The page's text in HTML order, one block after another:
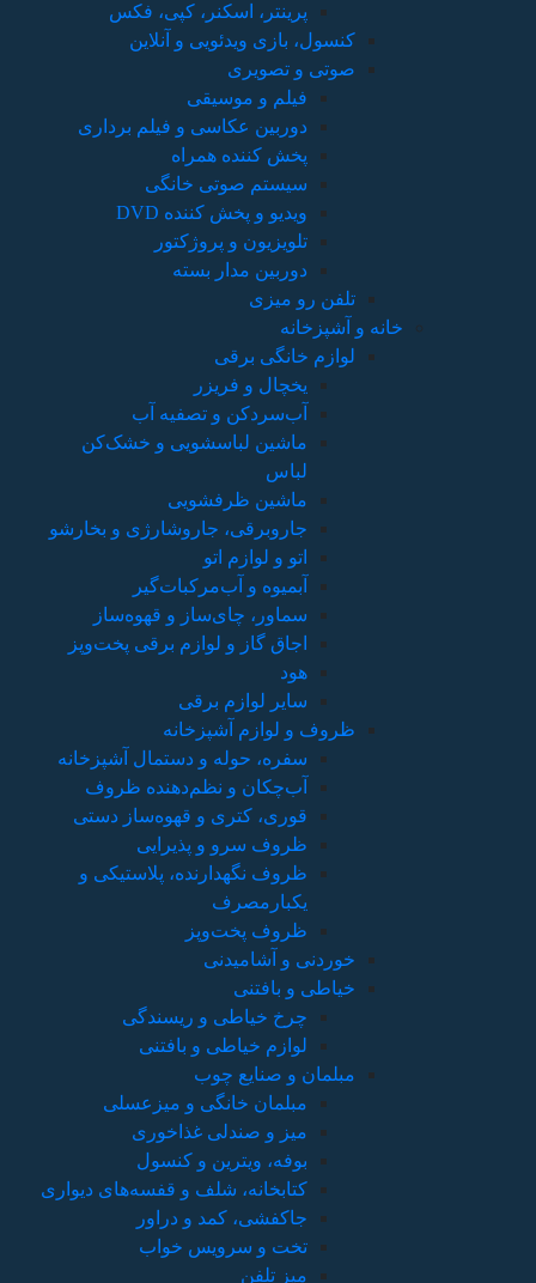
پرینتر، اسکنر، کپی، فکس
کنسول، بازی‌ ویدئویی و آنلاین
صوتی و تصویری
فیلم و موسیقی
دوربین عکاسی و فیلم برداری
پخش کننده همراه
سیستم صوتی خانگی
ویدیو و پخش کننده DVD
تلویزیون و پروژکتور
دوربین مدار بسته
تلفن رو میزی
خانه و آشپزخانه
لوازم خانگی برقی
یخچال و فریزر
آب‌سردکن و تصفیه آب
ماشین لباسشویی و خشک‌کن
لباس
ماشین ظرفشویی
جاروبرقی، جاروشارژی و بخارشو
اتو و لوازم اتو
آبمیوه و آب‌مرکبات‌گیر
سماور، چای‌ساز و قهوه‌ساز
اجاق گاز و لوازم برقی پخت‌وپز
هود
سایر لوازم برقی
ظروف و لوازم آشپزخانه
سفره، حوله و دستمال آشپزخانه
آب‌چکان و نظم‌دهنده ظروف
قوری، کتری و قهوه‌ساز دستی
ظروف سرو و پذیرایی
ظروف نگهدارنده، پلاستیکی و
یکبارمصرف
ظروف پخت‌وپز
خوردنی و آشامیدنی
خیاطی و بافتنی
چرخ خیاطی و ریسندگی
لوازم خیاطی و بافتنی
مبلمان و صنایع چوب
مبلمان خانگی و میزعسلی
میز و صندلی غذاخوری
بوفه، ویترین و کنسول
کتابخانه، شلف و قفسه‌های دیواری
جاکفشی، کمد و دراور
تخت و سرویس خواب
میز تلفن